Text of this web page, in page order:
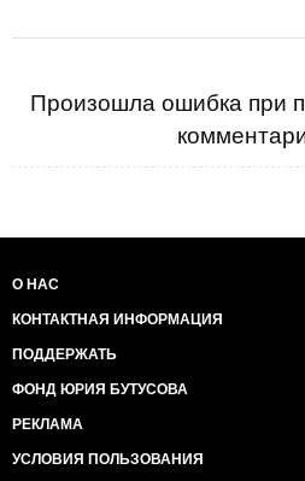
Произошла ошибка при
О НАС
КОНТАКТНАЯ ИНФОРМАЦИЯ
ПОДДЕРЖАТЬ
ФОНД ЮРИЯ БУТУСОВА
РЕКЛАМА
УСЛОВИЯ ПОЛЬЗОВАНИЯ